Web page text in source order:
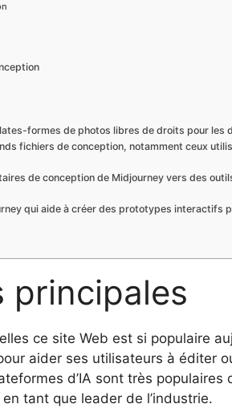
formes de photos libres de droits pour les
fichiers de conception, notamment ceux
de conception de Midjourney vers des
qui aide à créer des prototypes interactifs
principales
ce site Web est si populaire
aider ses utilisateurs à éditer
d’IA sont très populaires
en tant que leader de l’industrie.